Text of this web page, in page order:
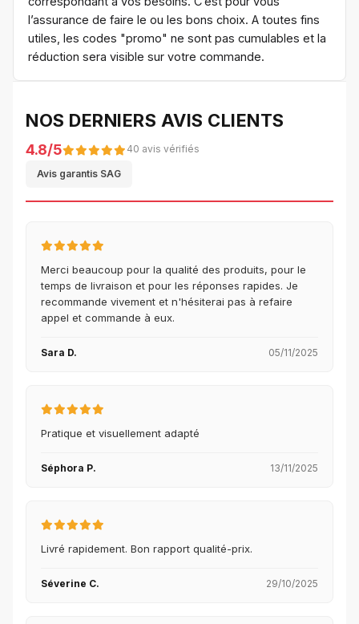
l’assurance de faire le ou les bons choix. A toutes fins
utiles, les codes "promo" ne sont pas cumulables et la
réduction sera visible sur votre commande.
NOS DERNIERS AVIS CLIENTS
4.8/5 40 avis vérifiés
Avis garantis SAG
Merci beaucoup pour la qualité des produits, pour le
temps de livraison et pour les réponses rapides. Je
recommande vivement et n'hésiterai pas à refaire
appel et commande à eux.
Sara D. 05/11/2025
Pratique et visuellement adapté
Séphora P. 13/11/2025
Livré rapidement. Bon rapport qualité-prix.
Séverine C. 29/10/2025